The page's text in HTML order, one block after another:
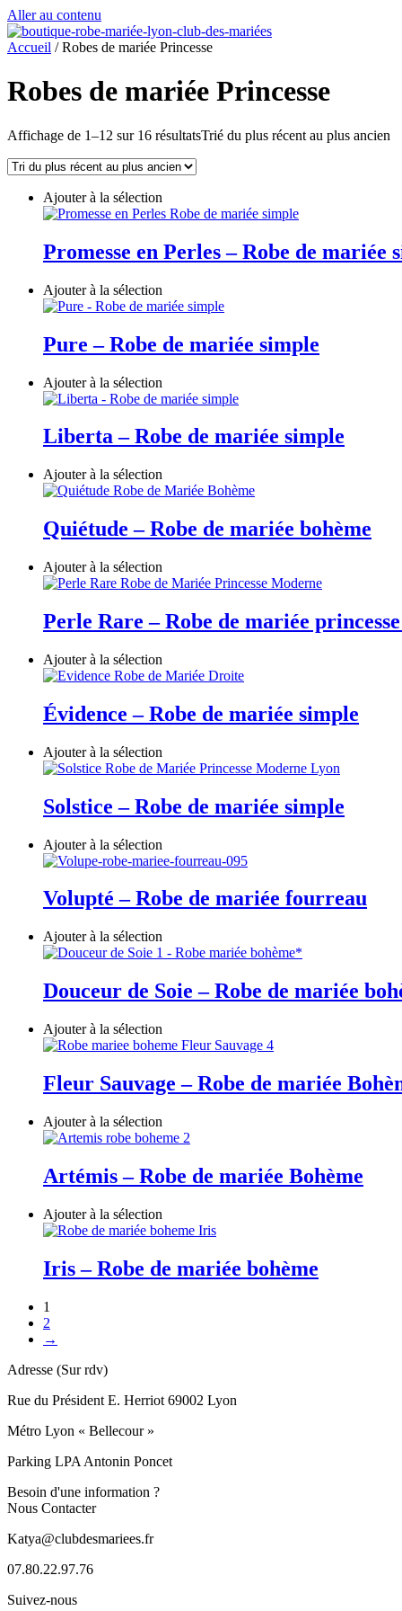
Aller au contenu
Accueil / Robes de mariée Princesse
Robes de mariée Princesse
Affichage de 1–12 sur 16 résultatsTrié du plus récent au plus ancien
Ajouter à la sélection
Promesse en Perles – Robe de mariée
Ajouter à la sélection
Pure – Robe de mariée simple
Ajouter à la sélection
Liberta – Robe de mariée simple
Ajouter à la sélection
Quiétude – Robe de mariée bohème
Ajouter à la sélection
Perle Rare – Robe de mariée
Ajouter à la sélection
Évidence – Robe de mariée simple
Ajouter à la sélection
Solstice – Robe de mariée simple
Ajouter à la sélection
Volupté – Robe de mariée fourreau
Ajouter à la sélection
Douceur de Soie – Robe de mariée
Ajouter à la sélection
Fleur Sauvage – Robe de mariée
Ajouter à la sélection
Artémis – Robe de mariée Bohème
Ajouter à la sélection
Iris – Robe de mariée bohème
1
2
→
Adresse (Sur rdv)
Rue du Président E. Herriot 69002 Lyon
Métro Lyon « Bellecour »
Parking LPA Antonin Poncet
Besoin d'une information ?
Nous Contacter
Katya@clubdesmariees.fr
07.80.22.97.76
Suivez-nous